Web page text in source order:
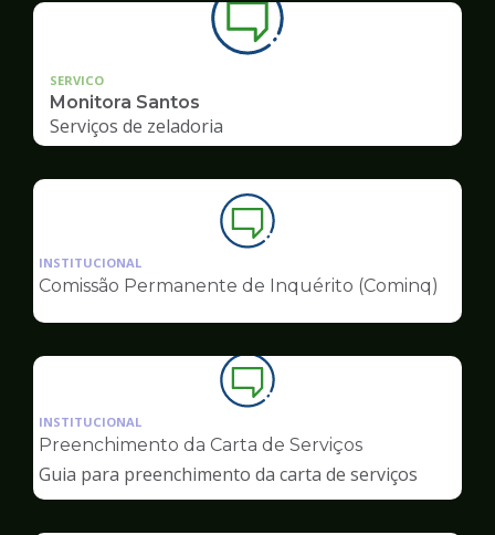
SERVICO
Monitora Santos
Serviços de zeladoria
Ilustração
da
pagina
Ouvidoria
INSTITUCIONAL
Comissão Permanente de Inquérito (Cominq)
Ilustração
da
pagina
de
Ouvidoria
INSTITUCIONAL
Preenchimento da Carta de Serviços
Guia para preenchimento da carta de serviços